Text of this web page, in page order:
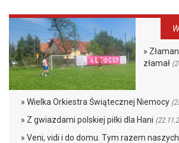
»
złamał
» Wielka Orkiestra Świątecznej Niemocy
» Z gwiazdami polskiej piłki dla Hani
» Veni, vidi i do domu. Tym razem naszych